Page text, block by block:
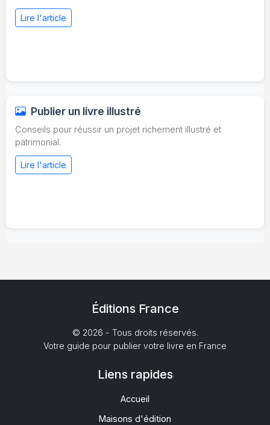
Lire l'article
Publier un livre illustré
Conseils pour réussir un projet richement illustré et
patrimonial.
Lire l'article
Éditions France
© 2026 - Tous droits réservés.
Votre guide pour publier votre livre en France
Liens rapides
Accueil
Maisons d'édition